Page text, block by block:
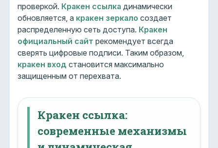
проверкой. Кракен ссылка динамически
обновляется, а кракен зеркало создает
распределенную сеть доступа. Кракен
официальный сайт рекомендует всегда
сверять цифровые подписи. Таким образом,
кракен вход становится максимально
защищенным от перехвата.
Кракен ссылка:
современные механизмы